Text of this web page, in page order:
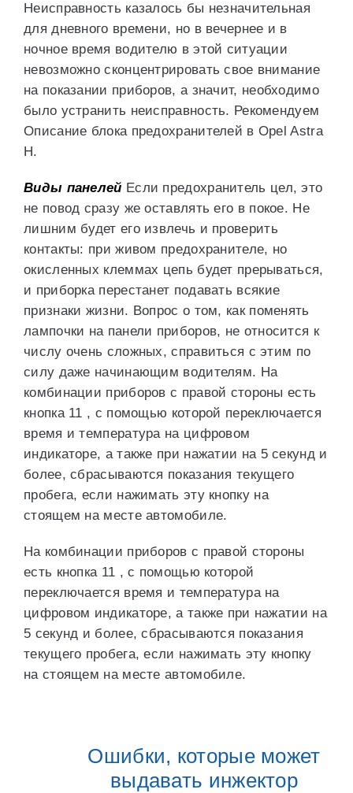
Неисправность казалось бы незначительная
для дневного времени, но в вечернее и в
ночное время водителю в этой ситуации
невозможно сконцентрировать свое внимание
на показании приборов, а значит, необходимо
было устранить неисправность. Рекомендуем
Описание блока предохранителей в Opel Astra
H.
Виды панелей Если предохранитель цел, это
не повод сразу же оставлять его в покое. Не
лишним будет его извлечь и проверить
контакты: при живом предохранителе, но
окисленных клеммах цепь будет прерываться,
и приборка перестанет подавать всякие
признаки жизни. Вопрос о том, как поменять
лампочки на панели приборов, не относится к
числу очень сложных, справиться с этим по
силу даже начинающим водителям. На
комбинации приборов с правой стороны есть
кнопка 11 , с помощью которой переключается
время и температура на цифровом
индикаторе, а также при нажатии на 5 секунд и
более, сбрасываются показания текущего
пробега, если нажимать эту кнопку на
стоящем на месте автомобиле.
На комбинации приборов с правой стороны
есть кнопка 11 , с помощью которой
переключается время и температура на
цифровом индикаторе, а также при нажатии на
5 секунд и более, сбрасываются показания
текущего пробега, если нажимать эту кнопку
на стоящем на месте автомобиле.
Ошибки, которые может
выдавать инжектор